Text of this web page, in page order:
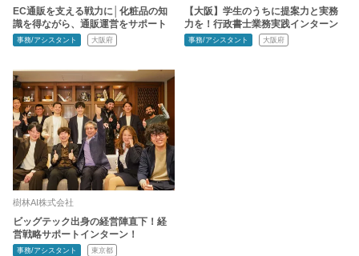
EC通販を支える戦力に│化粧品の知
識を得ながら、通販運営をサポート
事務/アシスタント 大阪府
【大阪】学生のうちに提案力と実務
力を！行政書士業務実践インターン
事務/アシスタント 大阪府
樹林AI株式会社
ビッグテック出身の経営陣直下！経
営戦略サポートインターン！
事務/アシスタント 東京都